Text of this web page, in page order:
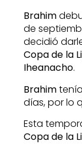
Brahim
de
decidió
Copa de la
Iheanacho.
Brahim
días, por lo
Esta
Copa de la